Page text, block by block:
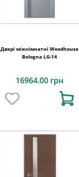
Двері міжкімнатні Woodhouse
Bologna LG-14
16964.00 грн